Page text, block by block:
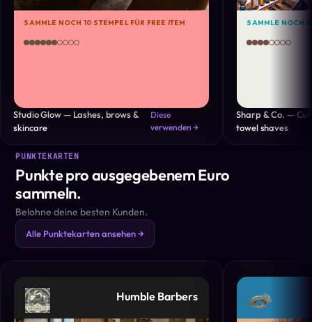
SAMMLE NOCH 10 STEMPEL FÜR FREE ITEM
Studio Glow — Lashes, brows &
skincare
Diese
verwenden →
SAMMLE NOCH 8
Sharp & Co. —
towel shaves
PUNKTEKARTEN
Punkte pro ausgegebenem Euro
sammeln.
Belohne deine besten Kunden.
Alle Punktekarten ansehen →
Humble Barbers